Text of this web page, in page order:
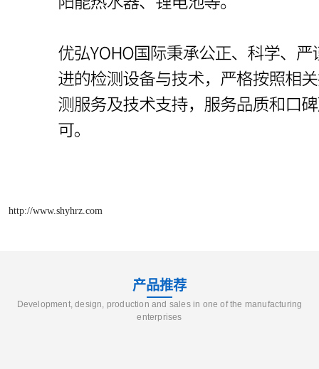
http://www.shyhrz.com
产品推荐
Development, design, production and sales in one of the manufacturing
enterprises